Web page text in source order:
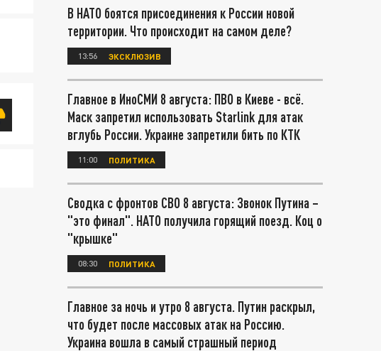
В НАТО боятся присоединения к России новой
территории. Что происходит на самом деле?
13:56 ЭКСКЛЮЗИВ
Главное в ИноСМИ 8 августа: ПВО в Киеве - всё.
Маск запретил использовать Starlink для атак
вглубь России. Украине запретили бить по КТК
11:00 ПОЛИТИКА
Сводка с фронтов СВО 8 августа: Звонок Путина –
"это финал". НАТО получила горящий поезд. Коц о
"крышке"
08:30 ПОЛИТИКА
Главное за ночь и утро 8 августа. Путин раскрыл,
что будет после массовых атак на Россию.
Украина вошла в самый страшный период